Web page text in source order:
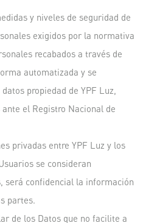
y niveles de seguridad de
exigidos por la normativa
recabados a través de
automatizada y se
propiedad de YPF Luz,
el Registro Nacional de
privadas entre YPF Luz y los
se consideran
será confidencial la información
partes.
de los Datos que no facilite a